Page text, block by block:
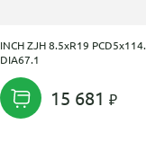
INCH ZJH 8.5xR19
DIA67.1
15 681